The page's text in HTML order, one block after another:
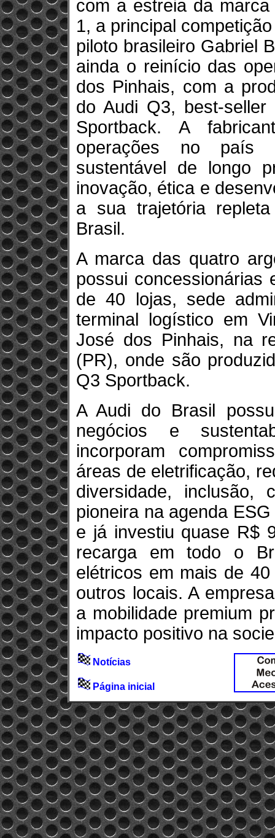
com a estreia da
1, a principal
piloto brasileiro Gabriel
ainda o reinício das
dos Pinhais, com a
do Audi Q3, best-
Sportback. A
operações no país
sustentável de longo
inovação, ética e
a sua trajetória
Brasil.
A marca das quatro
possui concessionárias
de 40 lojas, sede
terminal logístico em
José dos Pinhais, na
(PR), onde são
Q3 Sportback.
A Audi do Brasil
negócios e
incorporam
áreas de eletrificação,
diversidade,
pioneira na agenda
e já investiu quase R$
recarga em todo o
elétricos em mais de
outros locais. A
a mobilidade premium
impacto positivo na
Notícias
Página inicial